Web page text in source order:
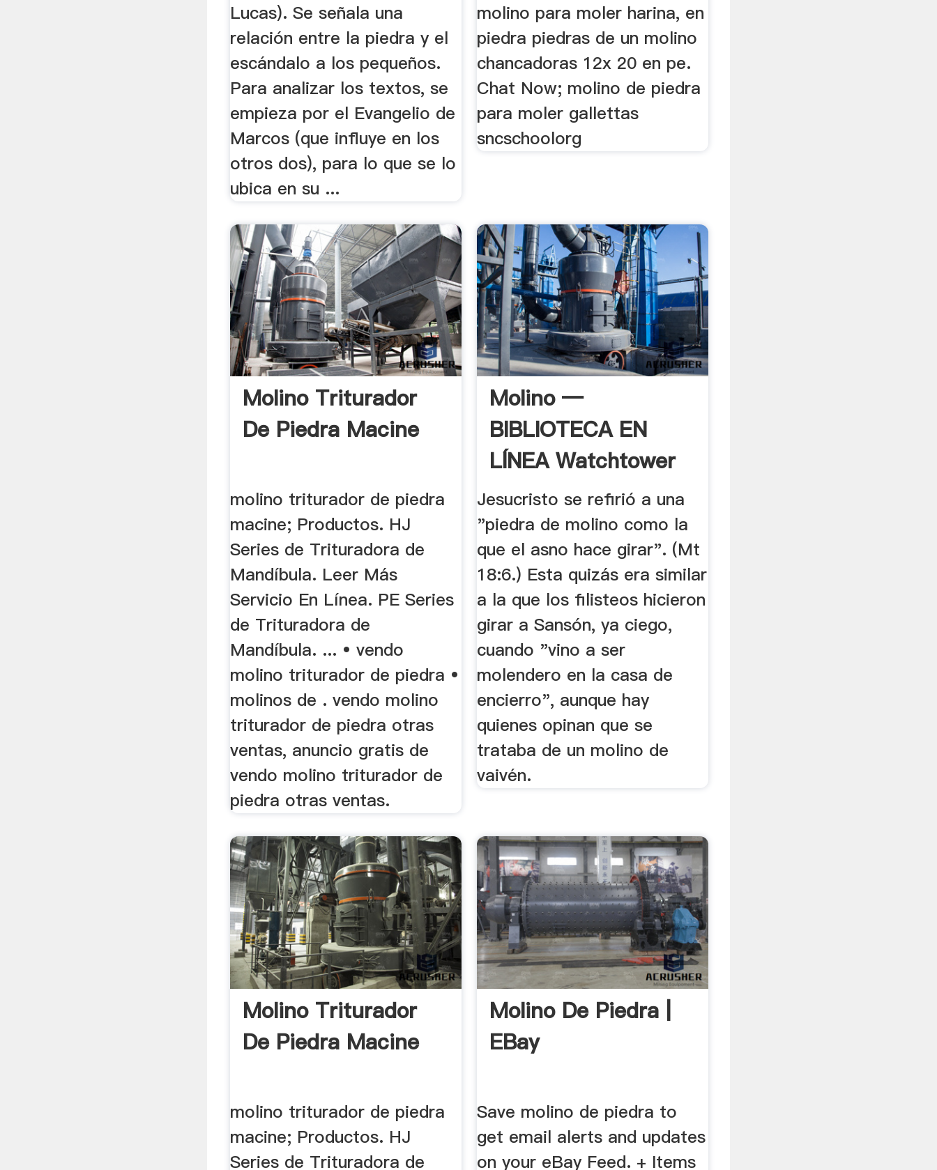
Lucas). Se señala una
relación entre la piedra y el
escándalo a los pequeños.
Para analizar los textos, se
empieza por el Evangelio de
Marcos (que influye en los
otros dos), para lo que se lo
ubica en su ...
molino para moler harina, en
piedra piedras de un molino
chancadoras 12x 20 en pe.
Chat Now; molino de piedra
para moler gallettas
sncschoolorg
Molino Triturador
De Piedra Macine
molino triturador de piedra
macine; Productos. HJ
Series de Trituradora de
Mandíbula. Leer Más
Servicio En Línea. PE Series
de Trituradora de
Mandíbula. ... • vendo
molino triturador de piedra •
molinos de . vendo molino
triturador de piedra otras
ventas, anuncio gratis de
vendo molino triturador de
piedra otras ventas.
Molino —
BIBLIOTECA EN
LÍNEA Watchtower
Jesucristo se refirió a una
"piedra de molino como la
que el asno hace girar". (Mt
18:6.) Esta quizás era similar
a la que los filisteos hicieron
girar a Sansón, ya ciego,
cuando "vino a ser
molendero en la casa de
encierro", aunque hay
quienes opinan que se
trataba de un molino de
vaivén.
Molino Triturador
De Piedra Macine
molino triturador de piedra
macine; Productos. HJ
Series de Trituradora de
Molino De Piedra |
EBay
Save molino de piedra to
get email alerts and updates
on your eBay Feed. + Items